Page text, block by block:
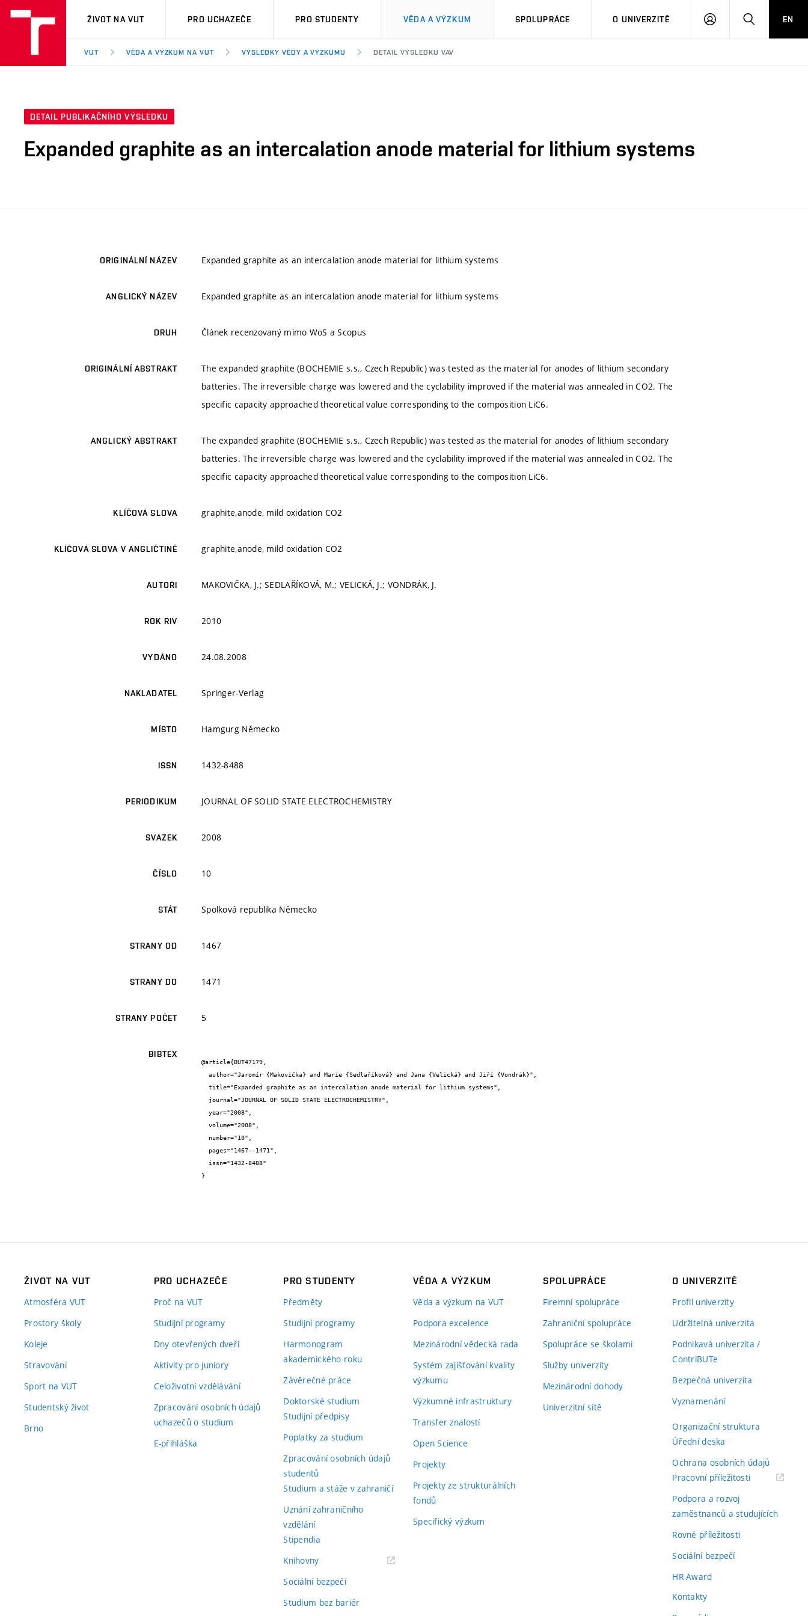
VUT
ŽIVOT NA VUT PRO UCHAZEČE PRO STUDENTY VĚDA A VÝZKUM SPOLUPRÁCE O UNIVERZITĚ
PŘIHLÁSIT HLEDATEN
VUT VĚDA A VÝZKUM NA VUT VÝSLEDKY VĚDY A VÝZKUMU DETAIL VÝSLEDKU VAV
DETAIL PUBLIKAČNÍHO VÝSLEDKU
Expanded graphite as an intercalation anode material for lithium systems
ORIGINÁLNÍ NÁZEV Expanded graphite as an intercalation anode material for lithium systems
ANGLICKÝ NÁZEV Expanded graphite as an intercalation anode material for lithium systems
DRUH Článek recenzovaný mimo WoS a Scopus
ORIGINÁLNÍ ABSTRAKT
The expanded graphite (BOCHEMIE s.s., Czech Republic) was tested as the material for anodes of lithium secondary
batteries. The irreversible charge was lowered and the cyclability improved if the material was annealed in CO2. The
specific capacity approached theoretical value corresponding to the composition LiC6.
ANGLICKÝ ABSTRAKT
The expanded graphite (BOCHEMIE s.s., Czech Republic) was tested as the material for anodes of lithium secondary
batteries. The irreversible charge was lowered and the cyclability improved if the material was annealed in CO2. The
specific capacity approached theoretical value corresponding to the composition LiC6.
KLÍČOVÁ SLOVA graphite,anode, mild oxidation CO2
KLÍČOVÁ SLOVA V ANGLIČTINĚ graphite,anode, mild oxidation CO2
AUTOŘI MAKOVIČKA, J.; SEDLAŘÍKOVÁ, M.; VELICKÁ, J.; VONDRÁK, J.
ROK RIV 2010
VYDÁNO 24.08.2008
NAKLADATEL Springer-Verlag
MÍSTO Hamgurg Německo
ISSN 1432-8488
PERIODIKUM JOURNAL OF SOLID STATE ELECTROCHEMISTRY
SVAZEK 2008
ČÍSLO 10
STÁT Spolková republika Německo
STRANY OD 1467
STRANY DO 1471
STRANY POČET 5
BIBTEX
@article{BUT47179,
}
ŽIVOT NA VUT
Atmosféra VUT
Prostory školy
Koleje
Stravování
Sport na VUT
Studentský život
Brno
PRO UCHAZEČE
Proč na VUT
Studijní programy
Dny otevřených dveří
Aktivity pro juniory
Celoživotní vzdělávání
Zpracování osobních údajů
uchazečů o studium
E-přihláška
PRO STUDENTY
Předměty
Studijní programy
Harmonogram
akademického roku
Závěrečné práce
Doktorské studium
Studijní předpisy
Poplatky za studium
Zpracování osobních údajů
studentů
Studium a stáže v zahraničí
Uznání zahraničního
vzdělání
Stipendia
Knihovny(externí
Sociální bezpečí
Studium bez bariér
VĚDA A VÝZKUM
Věda a výzkum na VUT
Podpora excelence
Mezinárodní vědecká rada
Systém zajišťování kvality
výzkumu
Výzkumné infrastruktury
Transfer znalostí
Open Science
Projekty
Projekty ze strukturálních
fondů
Specifický výzkum
SPOLUPRÁCE
Firemní spolupráce
Zahraniční spolupráce
Spolupráce se školami
Služby univerzity
Mezinárodní dohody
Univerzitní sítě
O UNIVERZITĚ
Profil univerzity
Udržitelná univerzita
Podnikavá univerzita /
ContriBUTe
Bezpečná univerzita
Vyznamenání
Organizační struktura
Úřední deska
Ochrana osobních údajů
Pracovní příležitosti(externí
Podpora a rozvoj
zaměstnanců a studujících
Rovné příležitosti
Sociální bezpečí
HR Award
Kontakty